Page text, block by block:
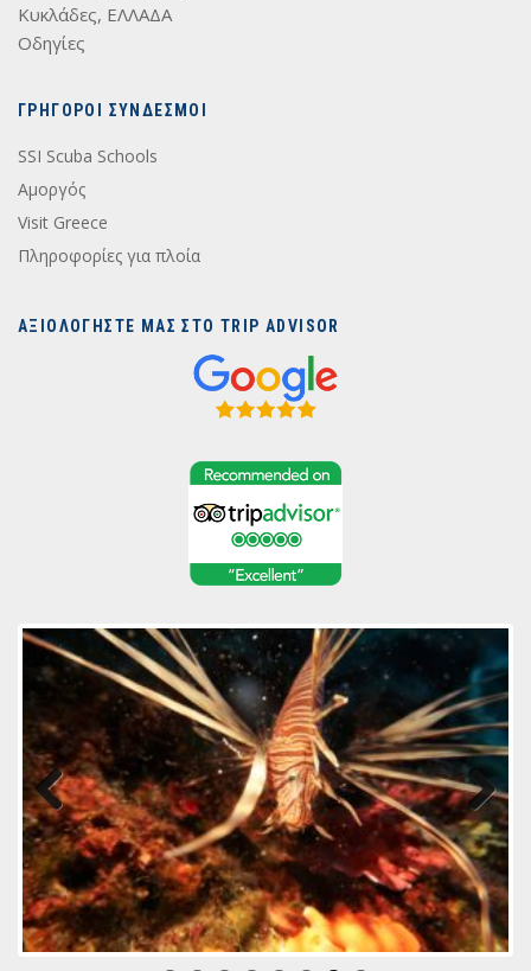
Κυκλάδες, ΕΛΛΑΔΑ
Οδηγίες
ΓΡΉΓΟΡΟΙ ΣΎΝΔΕΣΜΟΙ
SSI Scuba Schools
Αμοργός
Visit Greece
Πληροφορίες για πλοία
ΑΞΙΟΛΟΓΗΣΤΕ ΜΑΣ ΣΤΟ TRIP ADVISOR
Previous Next